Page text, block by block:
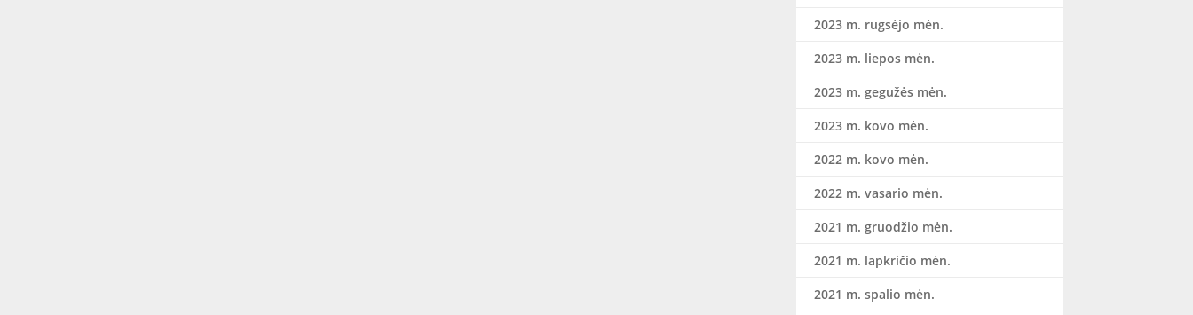
2023 m. rugsėjo mėn.
2023 m. liepos mėn.
2023 m. gegužės mėn.
2023 m. kovo mėn.
2022 m. kovo mėn.
2022 m. vasario mėn.
2021 m. gruodžio mėn.
2021 m. lapkričio mėn.
2021 m. spalio mėn.